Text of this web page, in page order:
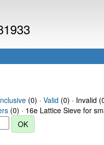
(0) · Valid (0) · Invalid
(0) · 16e Lattice Sieve for